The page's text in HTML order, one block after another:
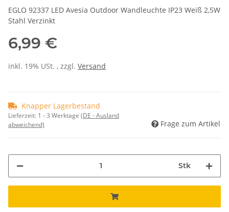
EGLO 92337 LED Avesia Outdoor Wandleuchte IP23 Weiß 2,5W
Stahl Verzinkt
6,99 €
inkl. 19% USt. , zzgl. Versand
Knapper Lagerbestand
Lieferzeit: 1 - 3 Werktage (DE - Ausland
abweichend)
Frage zum Artikel
Stk